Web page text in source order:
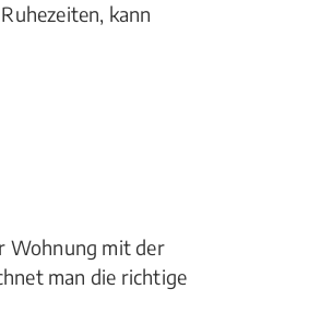
kann
Wohnung mit der
man die richtige